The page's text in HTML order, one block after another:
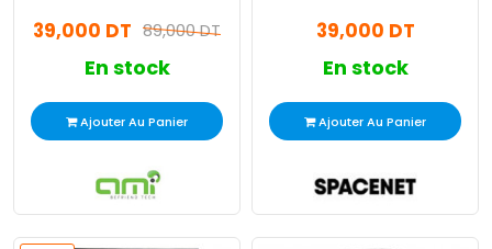
89,000 DT
39,000 DT
En stock
Ajouter Au Panier
39,000 DT
En stock
Ajouter Au Panier